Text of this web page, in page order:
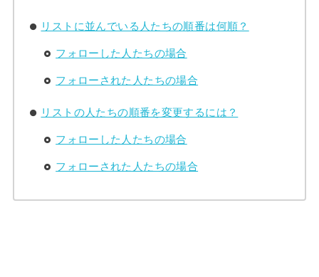
リストに並んでいる人たちの順番は何順？
フォローした人たちの場合
フォローされた人たちの場合
リストの人たちの順番を変更するには？
フォローした人たちの場合
フォローされた人たちの場合